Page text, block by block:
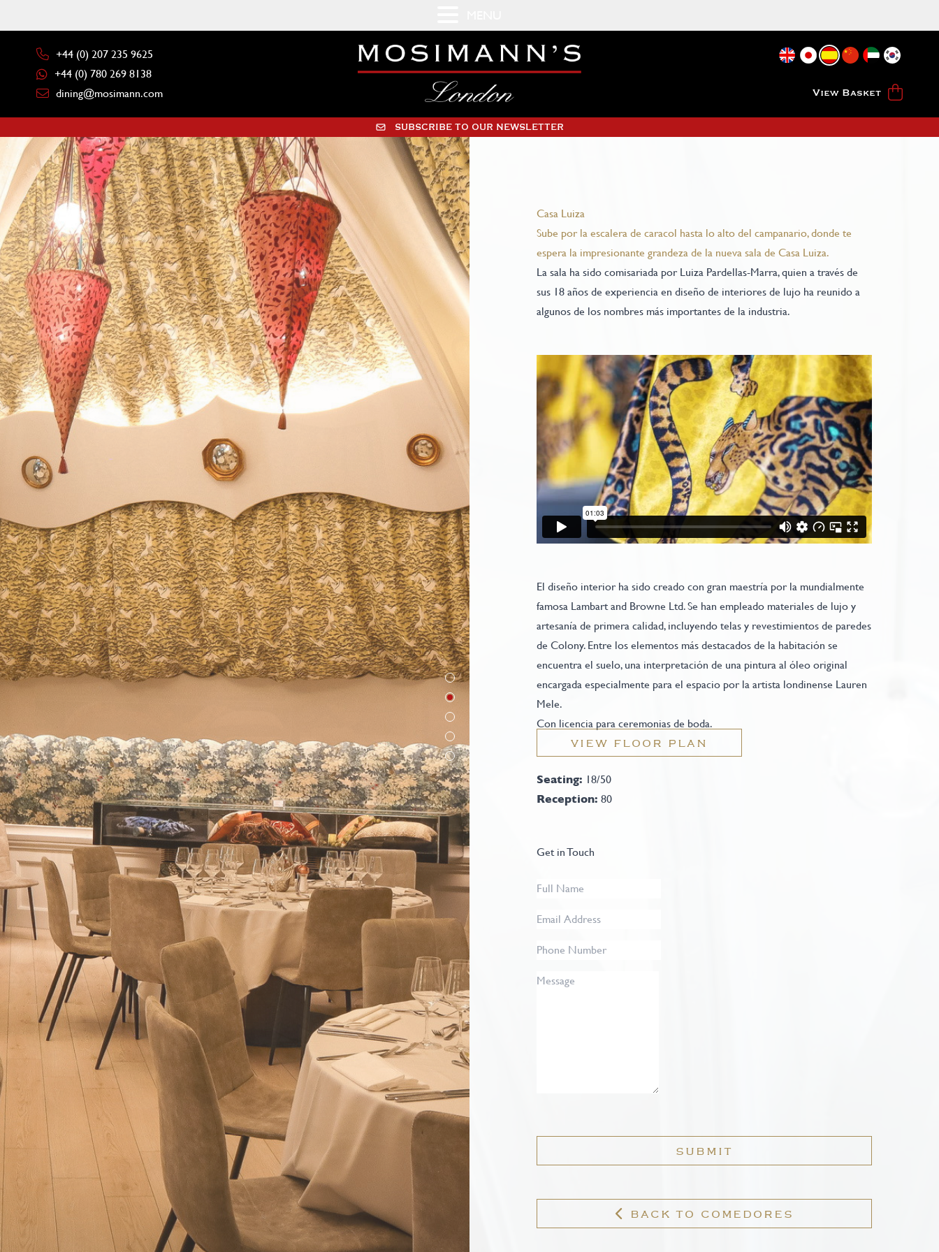
+44 (0) 207 235 9625
+44 (0) 780 269 8138
dining@mosimann.com
View Basket
SUBSCRIBE TO OUR NEWSLETTER
Casa Luiza
Sube por la escalera de caracol hasta lo alto del campanario, donde te
espera la impresionante grandeza de la nueva sala de Casa Luiza.
La sala ha sido comisariada por Luiza Pardellas-Marra, quien a través de
sus 18 años de experiencia en diseño de interiores de lujo ha reunido a
algunos de los nombres más importantes de la industria.
El diseño interior ha sido creado con gran maestría por la mundialmente
famosa Lambart and Browne Ltd. Se han empleado materiales de lujo y
artesanía de primera calidad, incluyendo telas y revestimientos de paredes
de Colony. Entre los elementos más destacados de la habitación se
encuentra el suelo, una interpretación de una pintura al óleo original
encargada especialmente para el espacio por la artista londinense Lauren
Mele.
Con licencia para ceremonias de boda.
VIEW FLOOR PLAN
Seating: 18/50
Reception: 80
Get in Touch
Full
Email
Phone
Message
SUBMIT
BACK TO COMEDORES